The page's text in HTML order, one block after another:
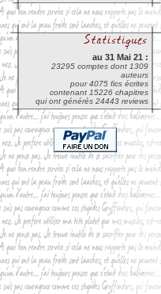
au 31 Mai 21 :
23295 comptes dont 1309
auteurs
pour 4075 fics écrites
contenant 15226 chapitres
qui ont générés 24443 reviews